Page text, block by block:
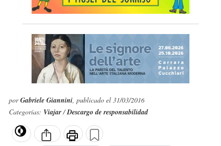
porGabriele Giannini, publicado el 31/03/2016
Categorías: Viajar/Descargo de responsabilidad